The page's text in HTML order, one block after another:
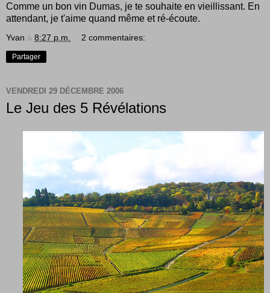
Comme un bon vin Dumas, je te souhaite en vieillissant. En
attendant, je t'aime quand même et ré-écoute.
Yvan à 8:27 p.m. 2 commentaires:
Partager
VENDREDI 29 DÉCEMBRE 2006
Le Jeu des 5 Révélations